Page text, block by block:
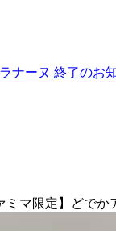
ラナーヌ 終了のお
ミマ限定】どでか